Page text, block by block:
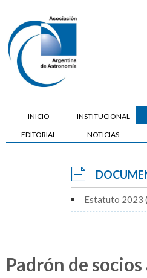
INICIO INSTITUCIONAL
EDITORIAL
NOTICIAS
Estatuto 2023
Padrón de